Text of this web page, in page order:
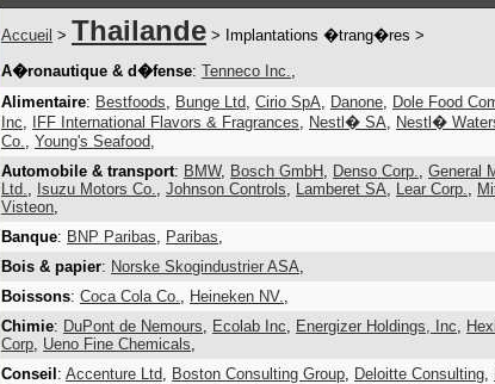
Accueil > Thailande > Implantations �trang�res >
A�ronautique & d�fense: Tenneco Inc.,
Alimentaire: Bestfoods, Bunge Ltd, Cirio SpA, Danone, Dole Food
Inc, IFF International Flavors & Fragrances, Nestl� SA, Nestl�
Co., Young's Seafood,
Automobile & transport: BMW, Bosch GmbH , Denso Corp., General
Ltd., Isuzu Motors Co., Johnson Controls, Lamberet SA, Lear Corp.,
Visteon,
Banque: BNP Paribas, Paribas,
Bois & papier: Norske Skogindustrier ASA,
Boissons: Coca Cola Co., Heineken NV.,
Chimie: DuPont de Nemours, Ecolab Inc, Energizer Holdings, Inc,
Corp, Ueno Fine Chemicals,
Conseil : Accenture Ltd, Boston Consulting Group, Deloitte Consulting,